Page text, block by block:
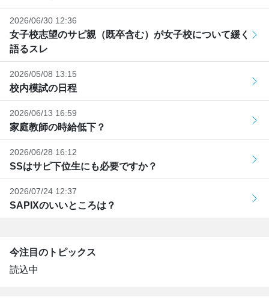
2026/06/30 12:36
女子校志望のサピ親（既卒含む）が女子校について緩く
語るスレ
2026/05/08 13:15
校内模試の日程
2026/06/13 16:59
家庭教師の時給低下？
2026/06/28 16:12
SSはサピ下位生にも必要ですか？
2026/07/24 12:37
SAPIXのいいところは？
今注目のトピックス
読込中